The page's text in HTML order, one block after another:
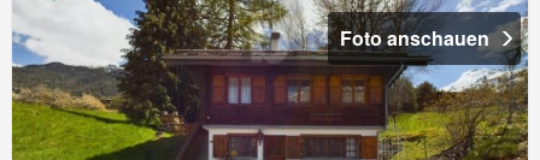
Foto anschauen